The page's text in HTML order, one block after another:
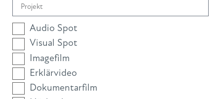
Audio Spot
Visual Spot
Imagefilm
Erklärvideo
Dokumentarfilm